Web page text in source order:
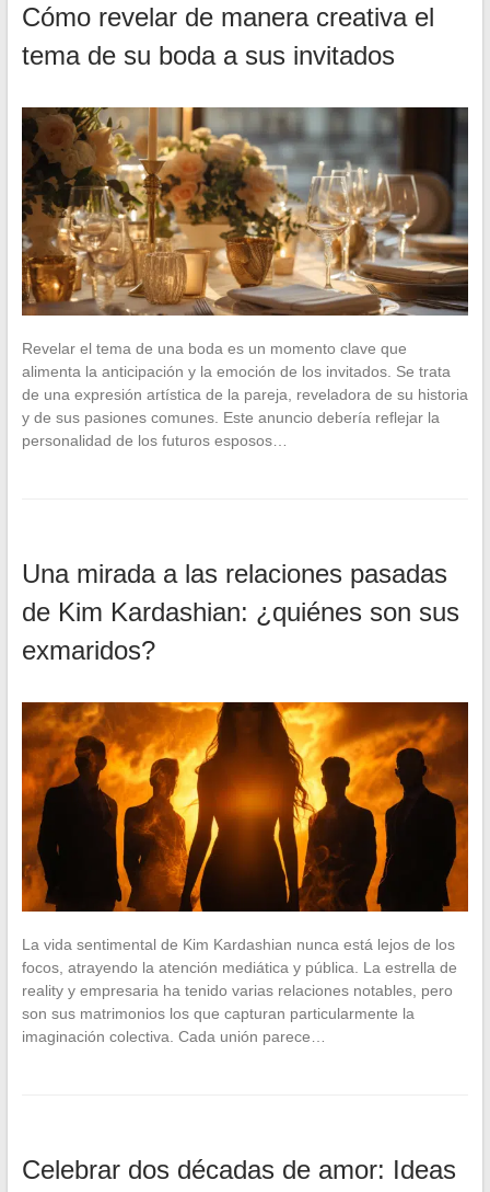
Cómo revelar de manera creativa el
tema de su boda a sus invitados
Revelar el tema de una boda es un momento clave que
alimenta la anticipación y la emoción de los invitados. Se trata
de una expresión artística de la pareja, reveladora de su historia
y de sus pasiones comunes. Este anuncio debería reflejar la
personalidad de los futuros esposos…
Una mirada a las relaciones pasadas
de Kim Kardashian: ¿quiénes son sus
exmaridos?
La vida sentimental de Kim Kardashian nunca está lejos de los
focos, atrayendo la atención mediática y pública. La estrella de
reality y empresaria ha tenido varias relaciones notables, pero
son sus matrimonios los que capturan particularmente la
imaginación colectiva. Cada unión parece…
Celebrar dos décadas de amor: Ideas